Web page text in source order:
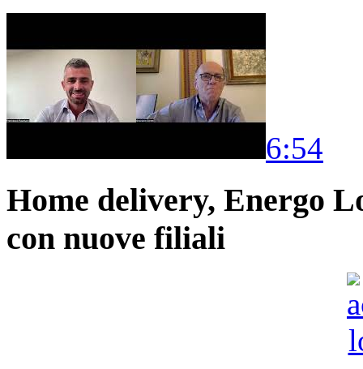
6:54
Home delivery, Energo
con nuove filiali